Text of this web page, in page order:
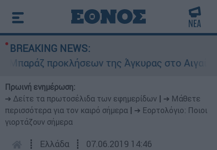
BREAKING NEWS:
προκλήσεων της Άγκυρας στο Αιγαίο:
Πρωινή ενημέρωση:
➔ Δείτε τα πρωτοσέλιδα των εφημερίδων
➔ Μάθετε
περισσότερα για τον καιρό σήμερα
➔ Εορτολόγιο: Ποιοι
γιορτάζουν σήμερα
┋ Ελλάδα ┋ 07.06.2019 14:46